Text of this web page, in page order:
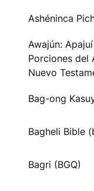
Ashéninca
Awajún:
Porciones del
Nuevo
Bag-ong
Bagheli Bible
Bagri (BGQ)